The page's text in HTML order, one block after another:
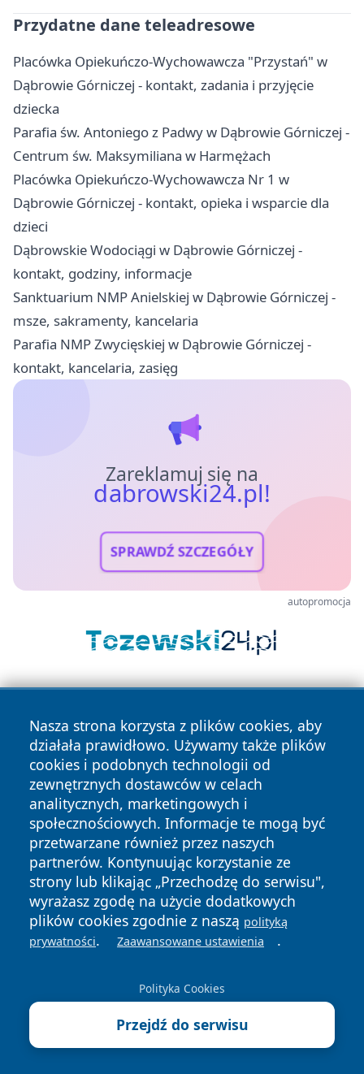
Przydatne dane teleadresowe
Placówka Opiekuńczo-Wychowawcza "Przystań" w
Dąbrowie Górniczej - kontakt, zadania i przyjęcie
dziecka
Parafia św. Antoniego z Padwy w Dąbrowie Górniczej -
Centrum św. Maksymiliana w Harmężach
Placówka Opiekuńczo-Wychowawcza Nr 1 w
Dąbrowie Górniczej - kontakt, opieka i wsparcie dla
dzieci
Dąbrowskie Wodociągi w Dąbrowie Górniczej -
kontakt, godziny, informacje
Sanktuarium NMP Anielskiej w Dąbrowie Górniczej -
msze, sakramenty, kancelaria
Parafia NMP Zwycięskiej w Dąbrowie Górniczej -
kontakt, kancelaria, zasięg
Zareklamuj się na
dabrowski24.pl!
SPRAWDŹ SZCZEGÓŁY
autopromocja
Nasza strona korzysta z plików cookies, aby
działała prawidłowo. Używamy także plików
cookies i podobnych technologii od
zewnętrznych dostawców w celach
analitycznych, marketingowych i
społecznościowych. Informacje te mogą być
przetwarzane również przez naszych
partnerów. Kontynuując korzystanie ze
strony lub klikając „Przechodzę do serwisu",
wyrażasz zgodę na użycie dodatkowych
plików cookies zgodnie z naszą polityką
prywatności. Zaawansowane ustawienia .
Polityka Cookies
Przejdź do serwisu
Copyright © 2026 dabrowski24.pl Wszystkie prawa
zastrzeżone.
News Autorzy
Polityka
Prywatności
Polityka
Cookies